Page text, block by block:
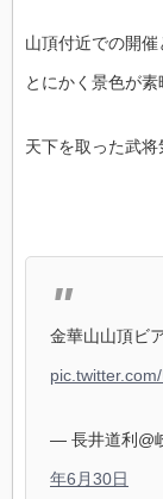
山頂付近での開催
とにかく景色が素
天下を取った武
金華山山頂ビ
— 長井道利@
年6月30日